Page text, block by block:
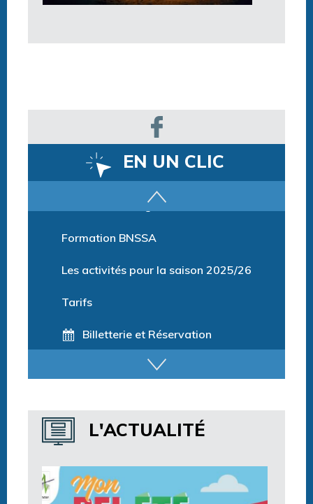
EN UN CLIC
Horaires centre aquatique
L'ACTUALITÉ